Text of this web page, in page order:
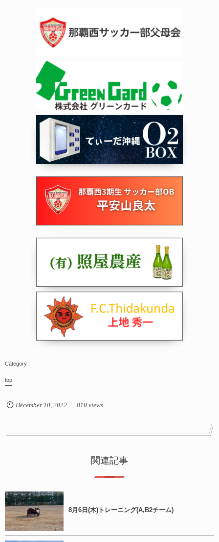
top
December 10, 2022 810 views
関連記事
8月6日(木)トレーニング(A,B2チーム)